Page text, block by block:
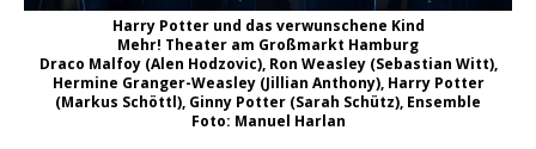
Harry Potter und das verwunschene Kind
Mehr! Theater am Großmarkt Hamburg
Draco Malfoy (Alen Hodzovic), Ron Weasley (Sebastian Witt),
Hermine Granger-Weasley (Jillian Anthony), Harry Potter
(Markus Schöttl), Ginny Potter (Sarah Schütz), Ensemble
Foto: Manuel Harlan